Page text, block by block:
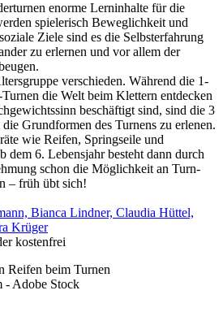
enorme Lerninhalte für die
spielerisch Beweglichkeit und
Ziele sind es die Selbsterfahrung
zu erlernen und vor allem der
verschieden. Während die 1-
die Welt beim Klettern entdecken
beschäftigt sind, sind die 3
Grundformen des Turnens zu erlenen.
wie Reifen, Springseile und
dem 6. Lebensjahr besteht dann durch
schon die Möglichkeit an Turn-
– früh übt sich!
Bianca Lindner, Claudia Hüttel,
Krüger
kostenfrei
- Adobe Stock